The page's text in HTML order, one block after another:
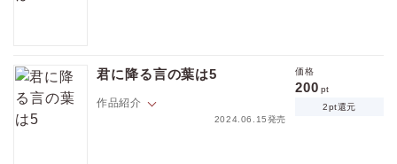
ーズンにふらりと立ち寄った本屋で目にしたものは――。
君に降る言の葉は5
作品紹介
2024.06.15発売
価格
200 pt
2pt還元